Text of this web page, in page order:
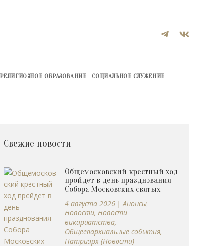
 
РЕЛИГИОЗНОЕ ОБРАЗОВАНИЕ
СОЦИАЛЬНОЕ СЛУЖЕНИЕ
Свежие новости
Общемосковский крестный ход
пройдет в день празднования
Собора Московских святых
4 августа 2026 |Анонсы,
Новости,Новости
викариатства,
Общеепархиальные события,
Патриарх (Новости)